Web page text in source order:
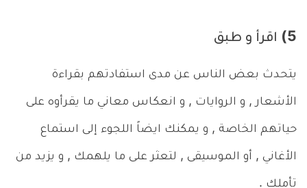
5) اقرأ و طبق
يتحدث بعض الناس عن مدى استفادتهم بقراءة
الأشعار , و الروايات , و انعكاس معاني ما يقرأوه على
حياتهم الخاصة , و يمكنك ايضاً اللجوء إلى استماع
الأغاني , أو الموسيقى , لتعثر على ما يلهمك , و يزيد من
تأملك .